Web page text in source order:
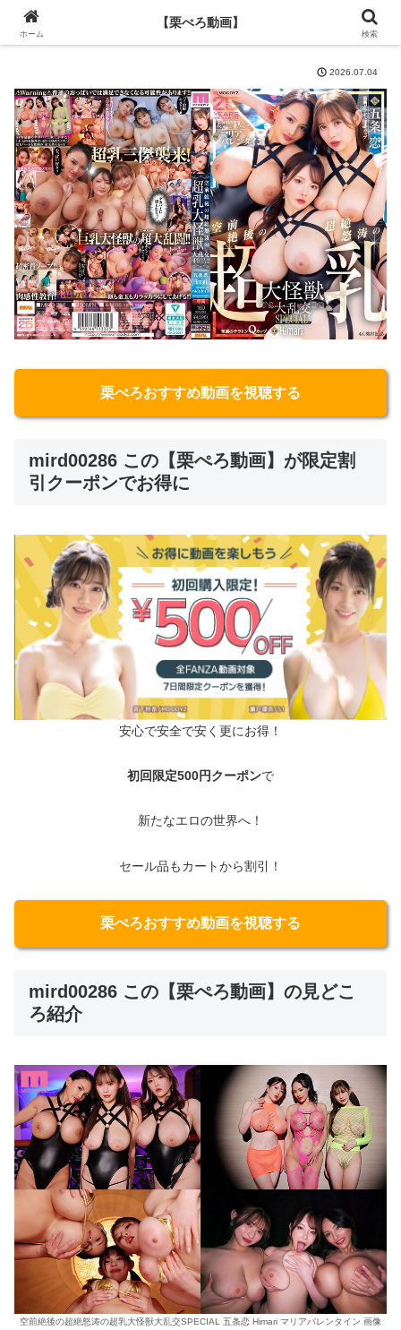
【栗ぺろ動画】
2026.07.04
栗ぺろおすすめ動画を視聴する
mird00286 この【栗ぺろ動画】が限定割
引クーポンでお得に
安心で安全で安く更にお得！
初回限定500円クーポンで
新たなエロの世界へ！
セール品もカートから割引！
栗ぺろおすすめ動画を視聴する
mird00286 この【栗ぺろ動画】の見どこ
ろ紹介
空前絶後の超絶怒涛の超乳大怪獣大乱交SPECIAL 五条恋 Himari マリアバレンタイン 画像
ホーム
【栗ぺろ動画】
検索